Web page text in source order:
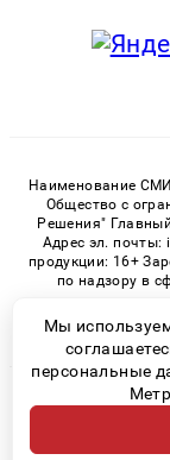
Наименование
Общество с
Решения"
Адрес эл. почты:
продукции: 16+
по надзору в
массовых
номер
©
Мы
персональные